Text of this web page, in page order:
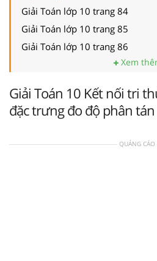
Giải Toán lớp 10 trang 84
Giải Toán lớp 10 trang 85
Giải Toán lớp 10 trang 86
Xem
Giải Toán 10 Kết nối tri
đặc trưng đo độ phân tán
QUẢNG CÁO